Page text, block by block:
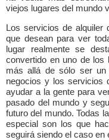
viejos lugares del mundo
Los servicios de alquiler
que desean para ver
lugar realmente se
convertido en uno de los
más allá de sólo ser
negocios y los servicios
ayudar a la gente para
pasado del mundo y
futuro del mundo. Todas
especial son los que
seguirá siendo el caso en